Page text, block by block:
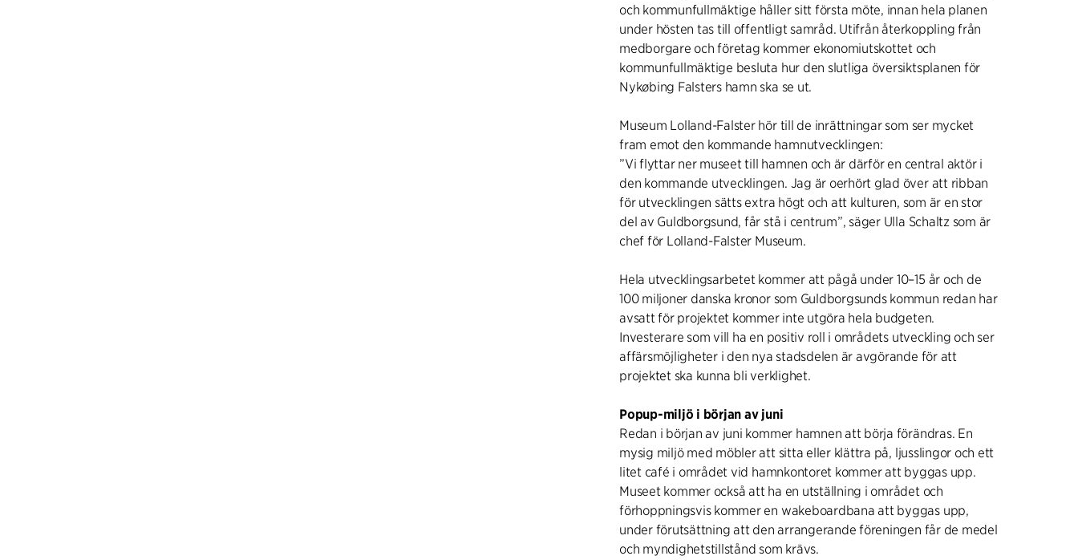
och kommunfullmäktige håller sitt första möte, innan hela planen
under hösten tas till offentligt samråd. Utifrån återkoppling från
medborgare och företag kommer ekonomiutskottet och
kommunfullmäktige besluta hur den slutliga översiktsplanen för
Nykøbing Falsters hamn ska se ut.
Museum Lolland-Falster hör till de inrättningar som ser mycket
fram emot den kommande hamnutvecklingen:
”Vi flyttar ner museet till hamnen och är därför en central aktör i
den kommande utvecklingen. Jag är oerhört glad över att ribban
för utvecklingen sätts extra högt och att kulturen, som är en stor
del av Guldborgsund, får stå i centrum”, säger Ulla Schaltz som är
chef för Lolland-Falster Museum.
Hela utvecklingsarbetet kommer att pågå under 10–15 år och de
100 miljoner danska kronor som Guldborgsunds kommun redan har
avsatt för projektet kommer inte utgöra hela budgeten.
Investerare som vill ha en positiv roll i områdets utveckling och ser
affärsmöjligheter i den nya stadsdelen är avgörande för att
projektet ska kunna bli verklighet.
Popup-miljö i början av juni
Redan i början av juni kommer hamnen att börja förändras. En
mysig miljö med möbler att sitta eller klättra på, ljusslingor och ett
litet café i området vid hamnkontoret kommer att byggas upp.
Museet kommer också att ha en utställning i området och
förhoppningsvis kommer en wakeboardbana att byggas upp,
under förutsättning att den arrangerande föreningen får de medel
och myndighetstillstånd som krävs.